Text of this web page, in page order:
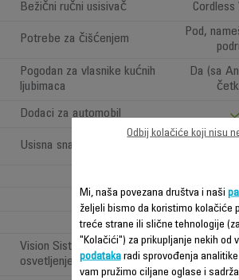
Bežični ručni usisivač
Potrebe za čišćenjem
Pod,
Pogodan za vlasnike kućnih
ljubimaca
Da (sa
Dodaci za automobil
Usisna snaga (Air Watt)
Very high
Vision Sistem: 'LED
osvetljenje'
Mi, naša povezana društva i naši
željeli bismo da koristimo kolačiće
treće strane ili slične tehnologije
"Kolačići") za prikupljanje nekih od
podatakaradi sprovođenja analitike
vam pružimo ciljane oglase i
Odbij kolačiće koji nisu